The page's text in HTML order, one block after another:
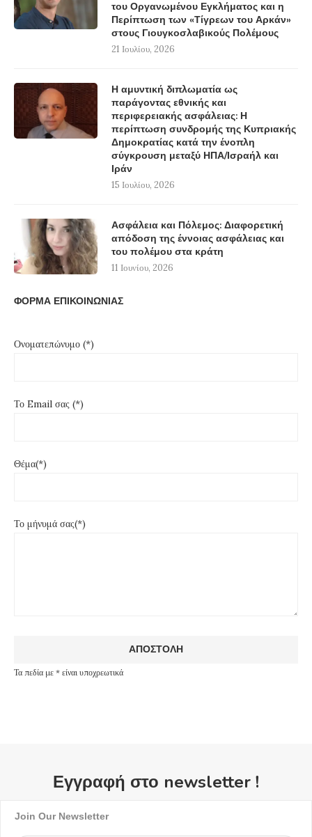
του Οργανωμένου Εγκλήματος και η
Περίπτωση των «Τίγρεων του Αρκάν»
στους Γιουγκοσλαβικούς Πολέμους
21 Ιουλίου, 2026
Η αμυντική διπλωματία ως
παράγοντας εθνικής και
περιφερειακής ασφάλειας: Η
περίπτωση συνδρομής της Κυπριακής
Δημοκρατίας κατά την ένοπλη
σύγκρουση μεταξύ ΗΠΑ/Ισραήλ και
Ιράν
15 Ιουλίου, 2026
Ασφάλεια και Πόλεμος: Διαφορετική
απόδοση της έννοιας ασφάλειας και
του πολέμου στα κράτη
11 Ιουνίου, 2026
ΦΟΡΜΑ ΕΠΙΚΟΙΝΩΝΙΑΣ
Ονοματεπώνυμο (*)
Το Email σας (*)
Θέμα(*)
Το μήνυμά σας(*)
Τα πεδία με * είναι υποχρεωτικά
Εγγραφή στο newsletter !
Join Our Newsletter